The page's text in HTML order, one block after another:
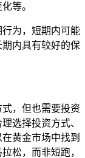
等。
为，短期内可能
内具有较好的保
，但也需要投资
选择投资方式、
黄金市场中找到
松，而非短跑，